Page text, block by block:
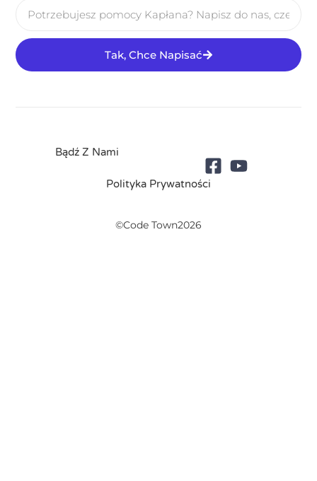
Tak, Chce Napisać
Bądź Z Nami
Polityka Prywatności
©Code Town2026